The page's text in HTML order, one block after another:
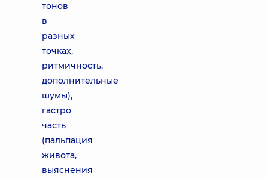
тонов
в
разных
точках,
ритмичность,
дополнительные
шумы),
гастро
часть
(пальпация
живота,
выяснения